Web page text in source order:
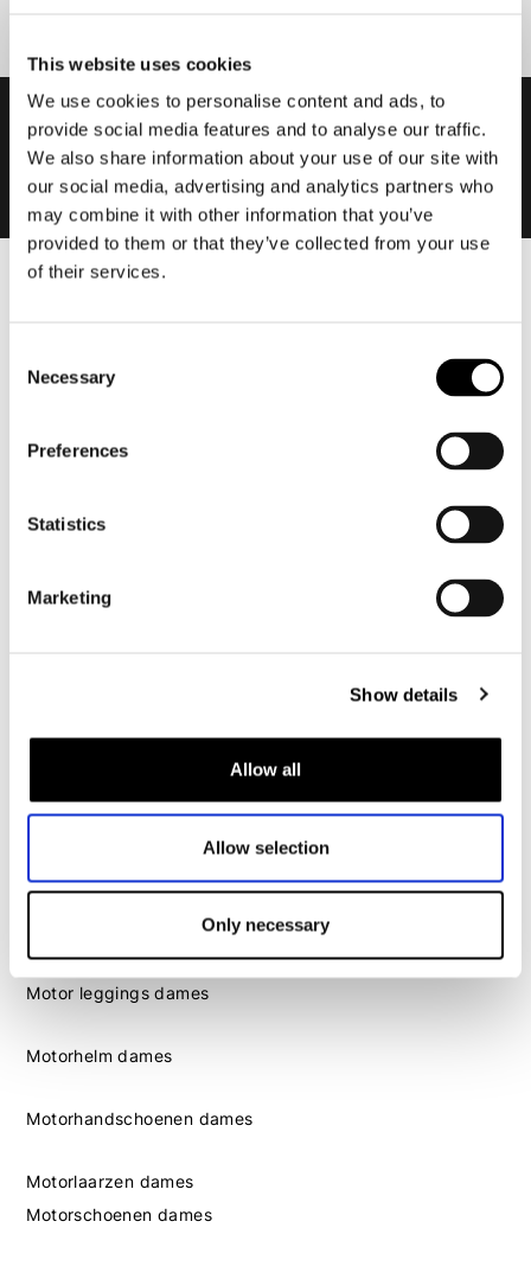
This website uses cookies
We use cookies to personalise content and ads, to
provide social media features and to analyse our traffic.
We also share information about your use of our site with
our social media, advertising and analytics partners who
may combine it with other information that you’ve
provided to them or that they’ve collected from your use
of their services.
Selection
Necessary
Preferences
Statistics
Marketing
Show details
Allow all
Allow selection
Only necessary
Motorjeans heren
Motorbroek dames
Motorjeans dames
Motor leggings dames
Motorhelm dames
Motorhandschoenen dames
Motorlaarzen dames
Motorschoenen dames